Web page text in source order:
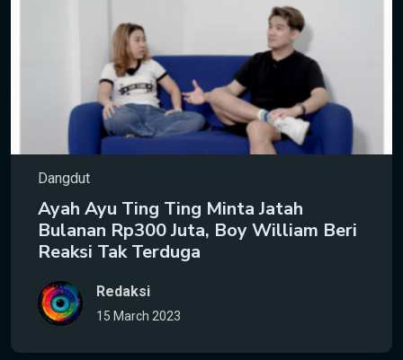
Dangdut
Ayah Ayu Ting Ting Minta Jatah
Bulanan Rp300 Juta, Boy William Beri
Reaksi Tak Terduga
Redaksi
15 March 2023